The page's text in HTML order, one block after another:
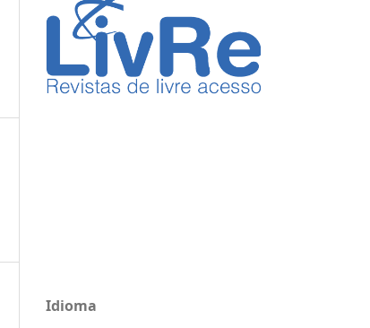
Idioma